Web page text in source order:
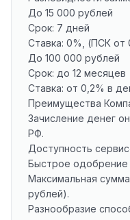
До 15 000 рублей
Срок: 7 дней
Ставка: 0%, (ПСК от
До 100 000 рублей
Срок: до 12 месяцев
Ставка: от 0,2% в
Преимущества
Зачисление денег
РФ.
Доступность
Быстрое одобрение
Максимальная
рублей).
Разнообразие